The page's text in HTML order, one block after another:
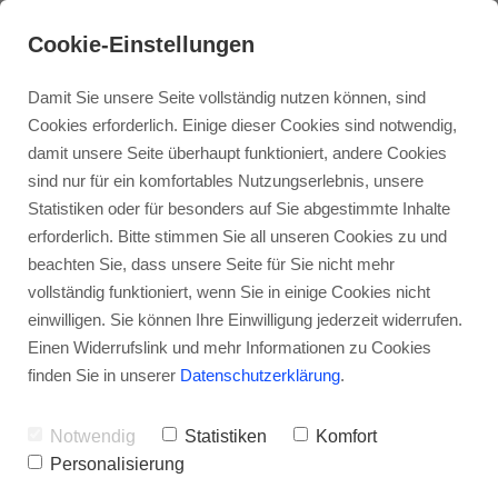
Über mich
Praxis
Jenseitskontakt
Aura Reading
Trance Healing
Workshops
Zirkel
Medialer Abend
Cookie-Einstellungen
Damit Sie unsere Seite vollständig nutzen können, sind
Cookies erforderlich. Einige dieser Cookies sind notwendig,
damit unsere Seite überhaupt funktioniert, andere Cookies
sind nur für ein komfortables Nutzungserlebnis, unsere
Statistiken oder für besonders auf Sie abgestimmte Inhalte
erforderlich. Bitte stimmen Sie all unseren Cookies zu und
beachten Sie, dass unsere Seite für Sie nicht mehr
vollständig funktioniert, wenn Sie in einige Cookies nicht
einwilligen. Sie können Ihre Einwilligung jederzeit widerrufen.
Einen Widerrufslink und mehr Informationen zu Cookies
finden Sie in unserer Datenschutzerklärung.
Notwendig Statistiken
Komfort
Personalisierung